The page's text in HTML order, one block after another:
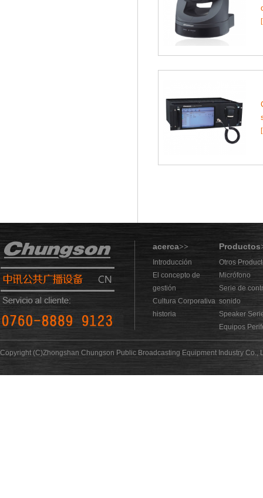
acerca>> Productos
Introducción
El concepto de
gestión
Cultura Corporativa
historia
Otros
Micrófono
Serie de
sonido
Speaker
Equipos
Copyright (C)Zhongshan Chungson Public Broadcasting Equipment Industry